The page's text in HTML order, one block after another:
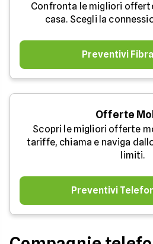
Confronta le migliori
casa. Scegli la
Preventivi
Offerte
Scopri le migliori offerte
tariffe, chiama e naviga
limiti.
Preventivi